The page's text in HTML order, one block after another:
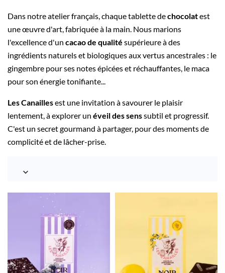
Dans notre atelier français, chaque tablette dechocolatest
une œuvre d'art, fabriquée à la main. Nous marions
l'excellence d'un cacao de qualité supérieure à des
ingrédients naturels et biologiques aux vertus ancestrales : le
gingembre pour ses notes épicées et réchauffantes, le maca
pour son énergie tonifiante...
Les Canaillesest une invitation à savourer le plaisir
lentement, à explorer un éveil des senssubtil et progressif.
C'est un secret gourmand à partager, pour des moments de
complicité et de lâcher-prise.
